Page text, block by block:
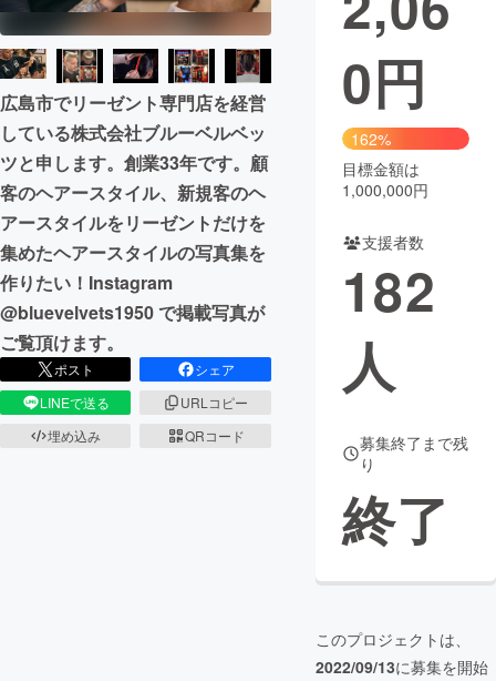
まちづくり・地域活性化
CAMPFIRE for Social Good
CAMPFIRE Creation
CAMPFIREふるさと納税machi-ya コミュニティ
広島市でリーゼント専門店を経営
している株式会社ブルーベルベッ
ツと申します。創業33年です。顧
客のヘアースタイル、新規客のヘ
アースタイルをリーゼントだけを
集めたヘアースタイルの写真集を
作りたい！Instagram
@bluevelvets1950 で掲載写真が
ご覧頂けます。
ポスト
シェア
LINEで送る
URLコピー
埋め込み
QRコード
0円
162%
目標金額は
1,000,000円
支援者数
182
人
募集終了まで残
り
終了
このプロジェクトは、
2022/09/13に募集を開始